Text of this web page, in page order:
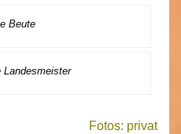
Beute
Landesmeister
Fotos: privat